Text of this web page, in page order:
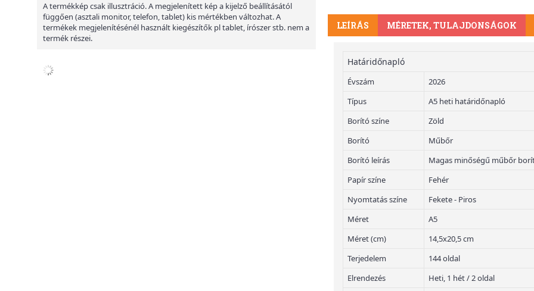
A termékkép csak illusztráció. A megjelenített kép a kijelző beállításától
függően (asztali monitor, telefon, tablet) kis mértékben változhat. A
termékek megjelenítésénél használt kiegészítők pl tablet, írószer stb. nem a
termék részei.
LEÍRÁS MÉRETEK, TULAJDONSÁGOK
Határidőnapló
Évszám
2026
Típus
A5 heti határidőnapló
Borító színe
Zöld
Borító
Műbőr
Borító leírás
Magas minőségű műbőr
Papír színe
Fehér
Nyomtatás színe
Fekete - Piros
Méret
A5
Méret (cm)
14,5x20,5 cm
Terjedelem
144 oldal
Elrendezés
Heti, 1 hét / 2 oldal